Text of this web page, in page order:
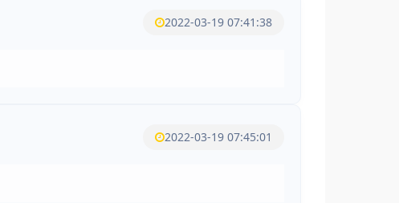
2022-03-19 07:41:38
2022-03-19 07:45:01